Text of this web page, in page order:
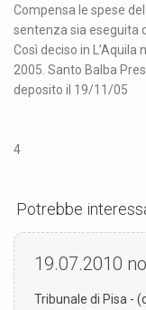
Compensa le spese
sentenza sia eseguita
Così deciso in L’Aquila
2005. Santo Balba
deposito il 19/11/05
4
Potrebbe
19.07.2010
Tribunale di Pisa -